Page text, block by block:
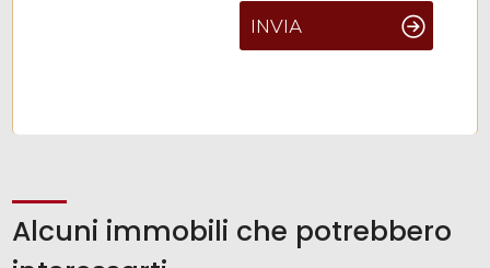
INVIA
Alcuni immobili che potrebbero